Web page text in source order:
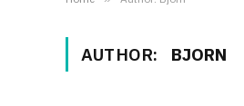
AUTHOR: BJORN